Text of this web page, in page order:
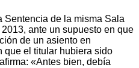
Sentencia de la misma Sala
ante un supuesto en que
de un asiento en
que el titular hubiera sido
«Antes bien, debía